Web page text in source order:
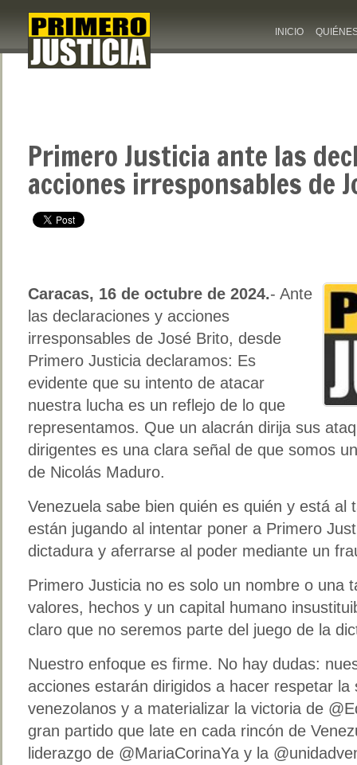
INICIO
Primero Justicia ante las
acciones irresponsables de
Caracas, 16 de octubre de 2024.- Ante
las declaraciones y acciones
irresponsables de José Brito, desde
Primero Justicia declaramos: Es
evidente que su intento de atacar
nuestra lucha es un reflejo de lo que
representamos. Que un alacrán dirija sus
dirigentes es una clara señal de que somos
de Nicolás Maduro.
Venezuela sabe bien quién es quién y está al
están jugando al intentar poner a Primero
dictadura y aferrarse al poder mediante un
Primero Justicia no es solo un nombre o una
valores, hechos y un capital humano
claro que no seremos parte del juego de la
Nuestro enfoque es firme. No hay dudas:
acciones estarán dirigidos a hacer respetar
venezolanos y a materializar la victoria de
gran partido que late en cada rincón de
liderazgo de @MariaCorinaYa y la